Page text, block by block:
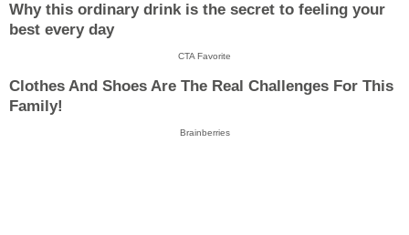
Why this ordinary drink is the secret to feeling your
best every day
CTA Favorite
Clothes And Shoes Are The Real Challenges For This
Family!
Brainberries